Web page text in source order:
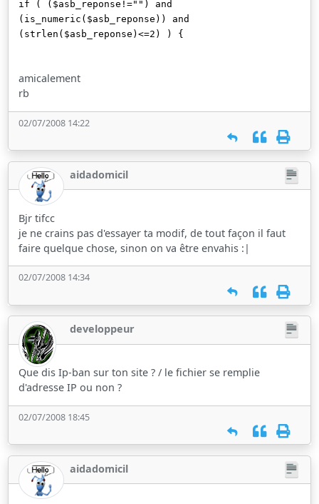
if ( ($asb_reponse!="") and
(is_numeric($asb_reponse)) and
(strlen($asb_reponse)<=2) ) {
amicalement
rb
02/07/2008 14:22
aidadomicil
Bjr tifcc
je ne crains pas d'essayer ta modif, de tout façon il faut
faire quelque chose, sinon on va être envahis :|
02/07/2008 14:34
developpeur
Que dis Ip-ban sur ton site ? / le fichier se remplie
d'adresse IP ou non ?
02/07/2008 18:45
aidadomicil